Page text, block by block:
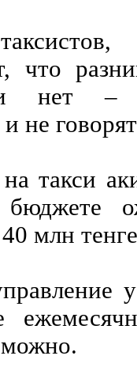
что
нет –
не
такси
млн